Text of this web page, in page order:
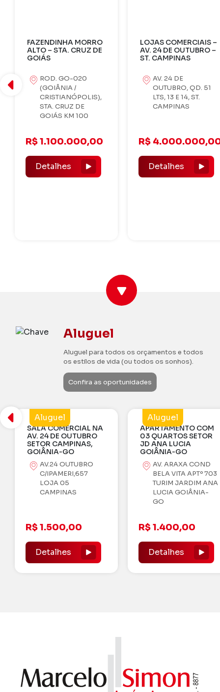
LOJAS COMERCIAIS –
AV. 24 DE OUTUBRO –
ST. CAMPINAS
AV. 24 DE
OUTUBRO, QD. 51
LTS, 13 E 14, ST.
CAMPINAS
R$ 4.000.000,00
Detalhes
SOBRADO LAZER –
LUIZ ALVES (RIO
ARAGUAIA)
AV. CARAJÁS, QD
28, LT 03, PORTO
LUIZ ALVES - ST.
PORTO LUIZ ALVES
R$ 1.200.000,00
Detalhes
Aluguel
Aluguel para todos os orçamentos e todos
os estilos de vida (ou todos os sonhos).
Confira as oportunidades
Aluguel
APARTAMENTO COM
03 QUARTOS SETOR
JD ANA LUCIA
GOIÂNIA-GO
AV. ARAXA COND
BELA VITA APTº 703
TURIM JARDIM ANA
LUCIA GOIÂNIA-
R$ 1.400,00
Detalhes
Aluguel
APARTAMENTO
SOBRELOJA COM 02
QUARTOS SETOR
CAMPINAS EM
GOIÂNIA-GO
AV.24 OUTUBRO
C/IPAMERI,657 Q.49
L9 CAMPINAS
GOIÂNIA-GO
R$ 1.300,00
Detalhes